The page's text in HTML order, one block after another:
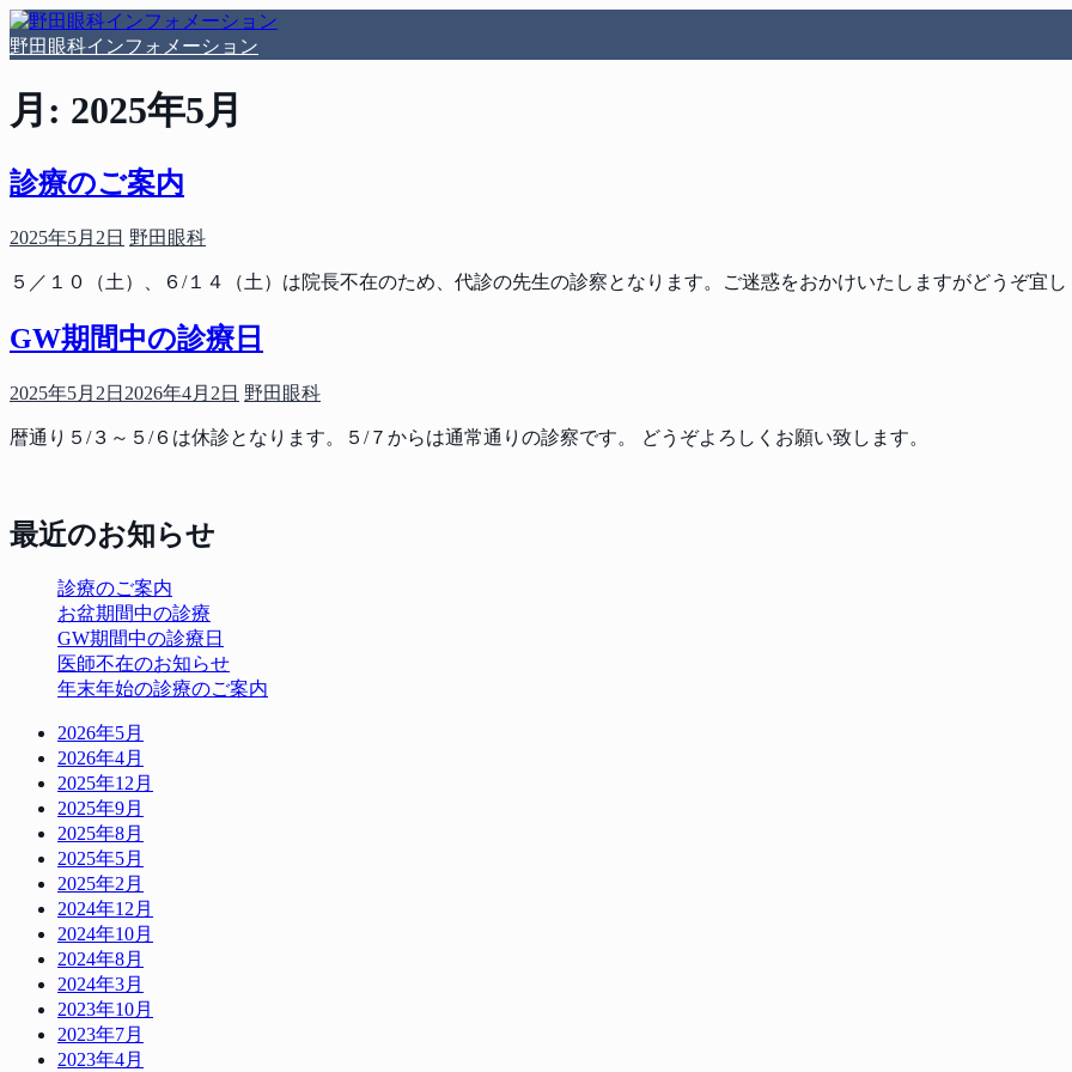
コ
ン
ン
ツ
ス
キ
プ
野田眼科インフォメーション
月: 2025年5月
診療のご案内
投
日
2025年5月2日 投
者
野田眼科
５／１０（土）、６/１４（土）は院長不在のため、代診の先生の診察となります。ご迷惑をおかけいたしますがどうぞ宜し
GW期間中の診療日
投
日
2025年5月2日 2026年4月2日 投
者
野田眼科
暦通り５/３～５/６は休診となります。５/７からは通常通りの診察です。 どうぞよろしくお願い致します。
最近のお知らせ
診療のご案内
お盆期間中の診療
GW期間中の診療日
医師不在のお知らせ
年末年始の診療のご案内
2026年5月
2026年4月
2025年12月
2025年9月
2025年8月
2025年5月
2025年2月
2024年12月
2024年10月
2024年8月
2024年3月
2023年10月
2023年7月
2023年4月